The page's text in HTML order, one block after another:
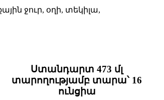
ջուր, օղի, տեկիլա,
Ստանդարտ 473 մլ
տարողությամբ տարա՝ 16
ունցիա